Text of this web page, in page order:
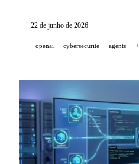
3 novidades, incluindo um
22 de junho de 2026
openai cybersecurite agents